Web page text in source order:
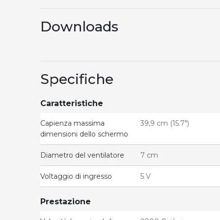
Downloads
Specifiche
Caratteristiche
Capienza massima
dimensioni dello schermo
39,9 cm (15.7")
Diametro del ventilatore 7 cm
Voltaggio di ingresso 5 V
Prestazione